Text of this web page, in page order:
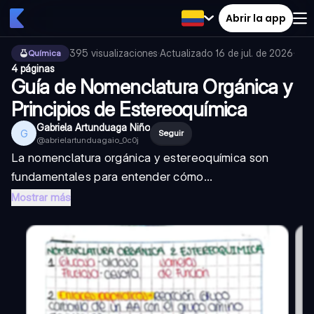
Abrir la app
Química 395 visualizaciones·Actualizado 16 de jul. de 2026·
4 páginas
Guía de Nomenclatura Orgánica y
Principios de Estereoquímica
G Gabriela Artunduaga Niño
@abrielartunduagaio_0c0j
Seguir
La nomenclatura orgánica y estereoquímica son
fundamentales para entender cómo...
Mostrar más